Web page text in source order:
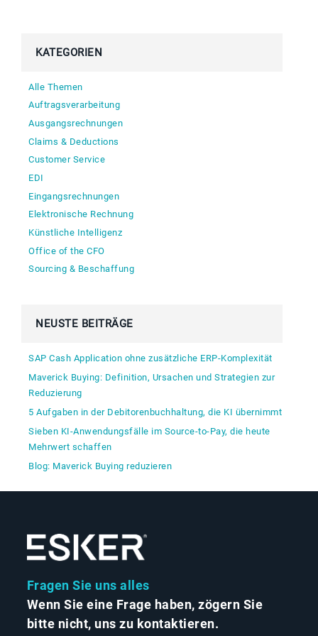
KATEGORIEN
Alle Themen
Auftragsverarbeitung
Ausgangsrechnungen
Claims & Deductions
Customer Service
EDI
Eingangsrechnungen
Elektronische Rechnung
Künstliche Intelligenz
Office of the CFO
Sourcing & Beschaffung
NEUSTE BEITRÄGE
SAP Cash Application ohne zusätzliche ERP-Komplexität
Maverick Buying: Definition, Ursachen und Strategien zur
Reduzierung
5 Aufgaben in der Debitorenbuchhaltung, die KI übernimmt
Sieben KI-Anwendungsfälle im Source-to-Pay, die heute
Mehrwert schaffen
Blog: Maverick Buying reduzieren
Fragen Sie uns alles
Wenn Sie eine Frage haben, zögern Sie
bitte nicht, uns zu kontaktieren.